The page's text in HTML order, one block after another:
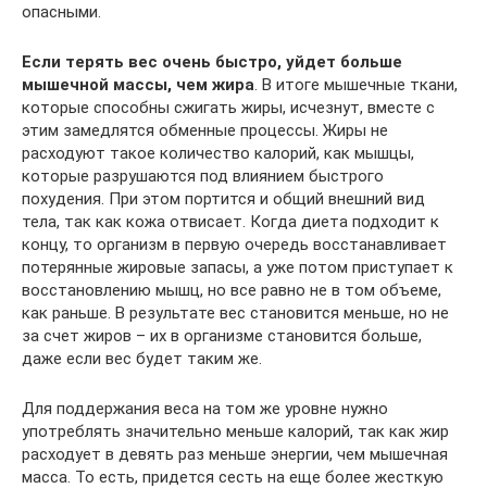
опасными.
Если терять вес очень быстро, уйдет больше
мышечной массы, чем жира. В итоге мышечные ткани,
которые способны сжигать жиры, исчезнут, вместе с
этим замедлятся обменные процессы. Жиры не
расходуют такое количество калорий, как мышцы,
которые разрушаются под влиянием быстрого
похудения. При этом портится и общий внешний вид
тела, так как кожа отвисает. Когда диета подходит к
концу, то организм в первую очередь восстанавливает
потерянные жировые запасы, а уже потом приступает к
восстановлению мышц, но все равно не в том объеме,
как раньше. В результате вес становится меньше, но не
за счет жиров – их в организме становится больше,
даже если вес будет таким же.
Для поддержания веса на том же уровне нужно
употреблять значительно меньше калорий, так как жир
расходует в девять раз меньше энергии, чем мышечная
масса. То есть, придется сесть на еще более жесткую